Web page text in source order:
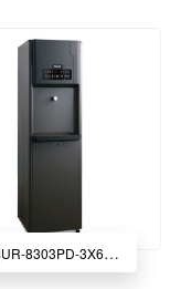
贺众牌UR-8303PD-3X6常温、温、热纯水饮水机